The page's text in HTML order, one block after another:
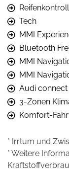
Tech
MMI
Bluetooth
MMI
MMI
Audi connect
3-Zonen
Komfort-
* Irrtum und
* Weitere